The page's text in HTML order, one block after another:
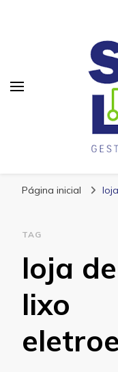
Página inicial
TAG
loja
lixo